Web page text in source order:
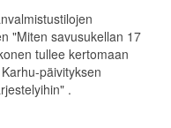
"Miten savusukellan 17
tullee kertomaan
päivityksen
.